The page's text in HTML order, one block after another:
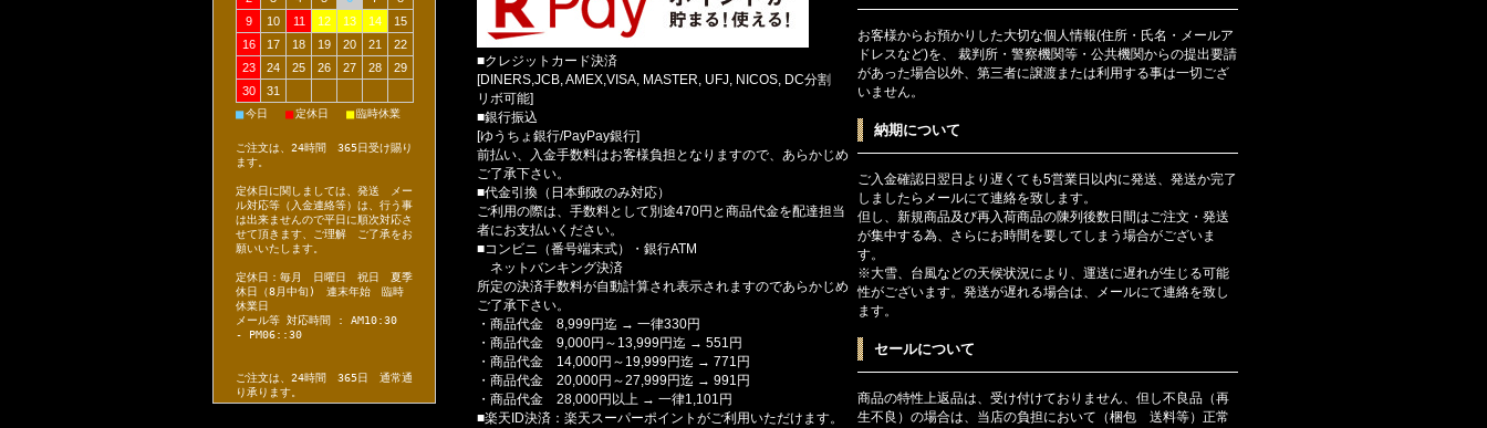
■クレジットカード決済
[DINERS,JCB, AMEX,VISA, MASTER, UFJ, NICOS, DC分割
リボ可能]
■銀行振込
[ゆうちょ銀行/PayPay銀行]
前払い、入金手数料はお客様負担となりますので、あらかじめ
ご了承下さい。
■代金引換（日本郵政のみ対応）
ご利用の際は、手数料として別途470円と商品代金を配達担当
者にお支払いください。
■コンビニ（番号端末式）・銀行ATM
ネットバンキング決済
所定の決済手数料が自動計算され表示されますのであらかじめ
ご了承下さい。
・商品代金 8,999円迄 → 一律330円
・商品代金 9,000円～13,999円迄 → 551円
・商品代金 14,000円～19,999円迄 → 771円
・商品代金 20,000円～27,999円迄 → 991円
・商品代金 28,000円以上 → 一律1,101円
■楽天ID決済：楽天スーパーポイントがご利用いただけます。
お客様からお預かりした大切な個人情報(住所・氏名・メールア
ドレスなど)を、 裁判所・警察機関等・公共機関からの提出要請
があった場合以外、第三者に譲渡または利用する事は一切ござ
いません。
納期について
ご入金確認日翌日より遅くても5営業日以内に発送、発送か完了
しましたらメールにて連絡を致します。
但し、新規商品及び再入荷商品の陳列後数日間はご注文・発送
が集中する為、さらにお時間を要してしまう場合がございま
す。
※大雪、台風などの天候状況により、運送に遅れが生じる可能
性がございます。発送が遅れる場合は、メールにて連絡を致し
ます。
セールについて
商品の特性上返品は、受け付けておりません、但し不良品（再
生不良）の場合は、当店の負担において（梱包 送料等）正常
9
10 11 12 13 14
15
16
17 18 19 20 21
22
23
24 25 26 27 28
29
30
31
■今日 ■定休日 ■臨時休業
ご注文は、24時間 365日受け賜り
ます。
定休日に関しましては、発送 メー
ル対応等（入金連絡等）は、行う事
は出来ませんので平日に順次対応さ
せて頂きます、ご理解 ご了承をお
願いいたします。
定休日：毎月 日曜日 祝日 夏季
休日（8月中旬) 連末年始 臨時
休業日
メール等 対応時間 : AM10:30
- PM06::30
ご注文は、24時間 365日 通常通
り承ります。